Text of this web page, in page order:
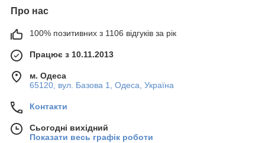
Про нас
100% позитивних з 1106 відгуків за рік
Працює з 10.11.2013
м. Одеса
65120, вул. Базова 1, Одеса, Україна
Контакти
Сьогодні вихідний
Показати весь графік роботи